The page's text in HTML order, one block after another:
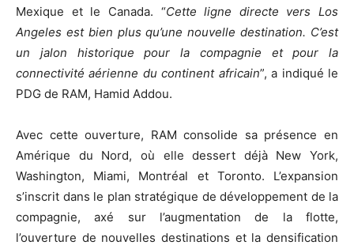
Mexique et le Canada. “Cette ligne directe vers Los
Angeles est bien plus qu’une nouvelle destination. C’est
un jalon historique pour la compagnie et pour la
connectivité aérienne du continent africain”, a indiqué le
PDG de RAM, Hamid Addou.
Avec cette ouverture, RAM consolide sa présence en
Amérique du Nord, où elle dessert déjà New York,
Washington, Miami, Montréal et Toronto. L’expansion
s’inscrit dans le plan stratégique de développement de la
compagnie, axé sur l’augmentation de la flotte,
l’ouverture de nouvelles destinations et la densification